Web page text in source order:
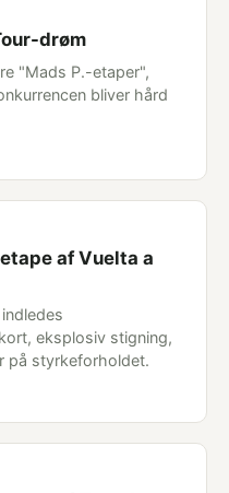
drøm
"Mads P.-etaper",
bliver hård
af Vuelta a
eksplosiv stigning,
på styrkeforholdet.